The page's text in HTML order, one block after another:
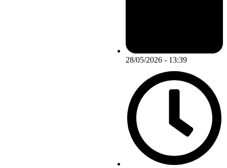
28/05/2026 - 13:39